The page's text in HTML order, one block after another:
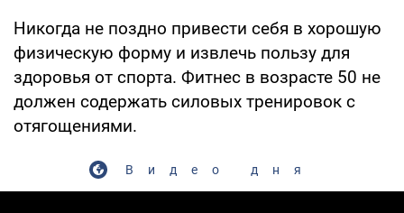
Никогда не поздно привести себя в хорошую
физическую форму и извлечь пользу для
здоровья от спорта. Фитнес в возрасте 50 не
должен содержать силовых тренировок с
отягощениями.
Видео дня